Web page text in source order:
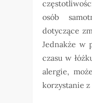
osób
dotyczące
Jednakże w
czasu w
alergie,
korzystanie